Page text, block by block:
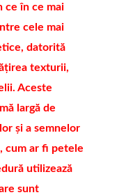
ce în ce mai
cele mai
datorită
texturii,
Aceste
largă de
și a semnelor
cum ar fi petele
utilizează
sunt